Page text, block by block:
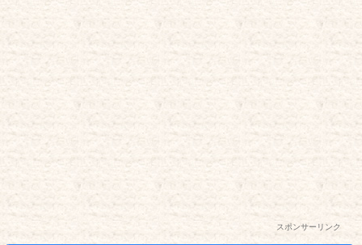
スポンサーリンク